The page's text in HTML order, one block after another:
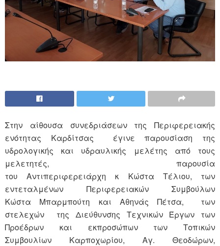
Στην αίθουσα συνεδριάσεων της Περιφερειακής
ενότητας Καρδίτσας έγινε παρουσίαση της
υδρολογικής και υδραυλικής μελέτης από τους
μελετητές, παρουσία
του Αντιπεριφερειάρχη κ Κώστα Τέλιου, των
εντεταλμένων Περιφερειακών Συμβούλων
Κώστα Μπαρμπούτη και Αθηνάς Πέτσα, των
στελεχών της Διεύθυνσης Τεχνικών Έργων των
Προέδρων και εκπροσώπων των Τοπικών
Συμβουλίων Καρποχωρίου, Αγ. Θεοδώρων,